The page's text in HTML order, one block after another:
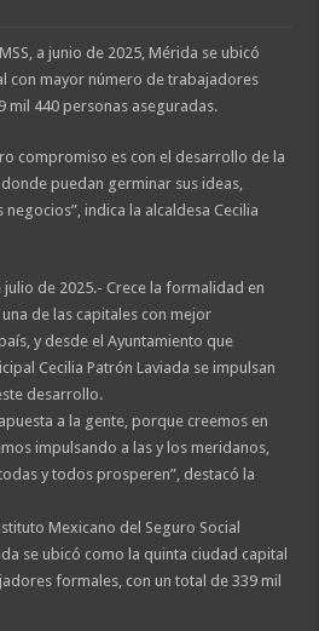
a junio de 2025, Mérida se ubicó
con mayor número de trabajadores
mil 440 personas aseguradas.
compromiso es con el desarrollo de la
puedan germinar sus ideas,
indica la alcaldesa Cecilia
julio de 2025.- Crece la formalidad en
de las capitales con mejor
y desde el Ayuntamiento que
Cecilia Patrón Laviada se impulsan
desarrollo.
a la gente, porque creemos en
impulsando a las y los meridanos,
y todos prosperen”, destacó la
Mexicano del Seguro Social
se ubicó como la quinta ciudad capital
formales, con un total de 339 mil